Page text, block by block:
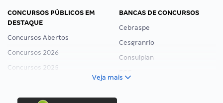
CONCURSOS PÚBLICOS EM
DESTAQUE
Concursos Abertos
Concursos 2026
Concursos 2025
Concurso Ibama
BANCAS DE CONCURSOS
Cebraspe
Cesgranrio
Consulplan
Veja mais